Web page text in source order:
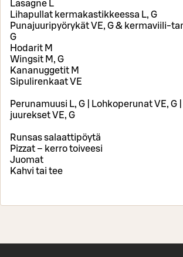
Lasagne L
Lihapullat kermakastikkeessa L, G
Punajuuripyörykät VE, G & kermaviili-
G
Hodarit M
Wingsit M, G
Kananuggetit M
Sipulirenkaat VE
Perunamuusi L, G | Lohkoperunat VE, G
juurekset VE, G
Runsas salaattipöytä
Pizzat – kerro toiveesi
Juomat
Kahvi tai tee